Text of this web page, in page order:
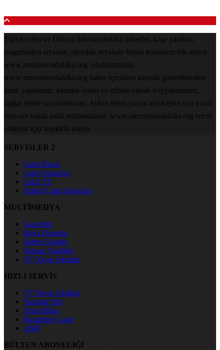
Türkiye'den ve Dünya’dan son dakika haberler, köşe yazıları,
magazinden siyasete, spordan seyahate bütün konuların tek adresi
www.mersinsondakika.org platformunda;
www.mersinsondakika.org haber içerikleri kaynak gösterilmeden
alıntı yapılamaz, kanuna aykırı ve izinsiz olarak kopyalanamaz,
başka yerde yayınlanamaz. Aykırı işlem yapan kişi/kişiler için yasal
başvuru hakkı saklı tutulmaktadır. www.mersinsondakika.org tercih
ettiğiniz için teşekkür ederiz.
SERVİSLER 2
Canlı Borsa
Canlı Sonuçlar
Canlı TV
Futbol Canlı Sonuçlar
MULTİMEDYA
Gazeteler
Hava Durumu
Haber Gönder
Namaz Vakitleri
TV Yayın Akışları
HIZLI SERVİS
TV Yayın Akışları
Yazarlar Site
Tenis İddaa
Basketbol Canlı
AMP
BÜLTEN ABONELİĞİ